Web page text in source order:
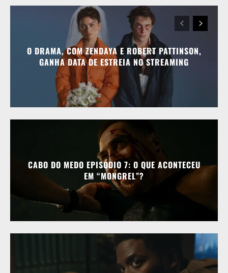
O DRAMA, COM ZENDAYA E ROBERT PATTINSON,
GANHA DATA DE ESTREIA NO STREAMING
CABO DO MEDO EPISÓDIO 7: O QUE ACONTECEU
EM “MONGREL”?